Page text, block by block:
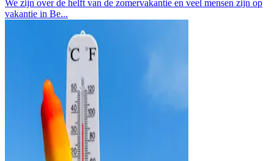
We zijn over de helft van de zomervakantie en veel mensen zijn op
vakantie in Be...